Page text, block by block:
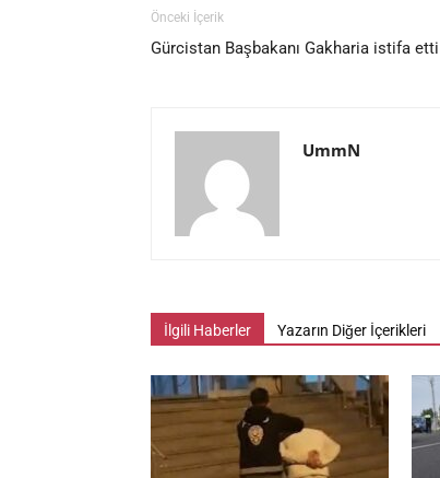
Önceki İçerik
Gürcistan Başbakanı Gakharia istifa etti
UmmN
İlgili Haberler Yazarın Diğer İçerikleri